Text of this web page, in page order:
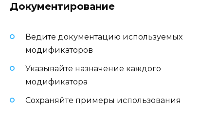
Документирование
Ведите документацию используемых
модификаторов
Указывайте назначение каждого
модификатора
Сохраняйте примеры использования